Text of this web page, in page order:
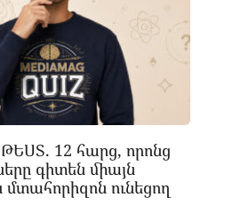
12 հարց, որոնց
գիտեն միայն
ունեցող